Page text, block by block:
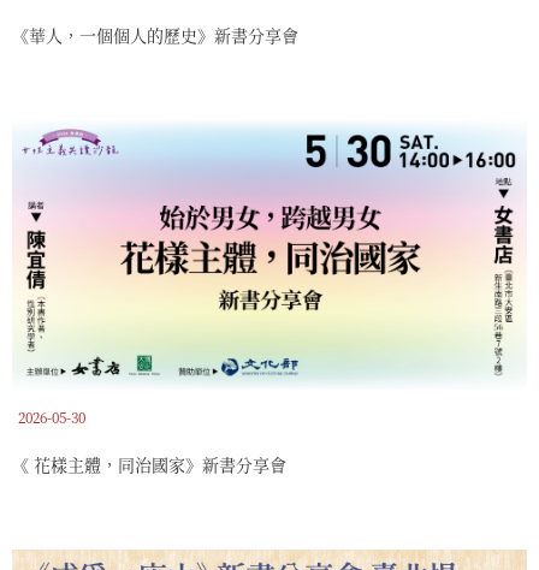
《華人，一個個人的歷史》新書分享會
2026-05-30
《 花樣主體，同治國家》新書分享會